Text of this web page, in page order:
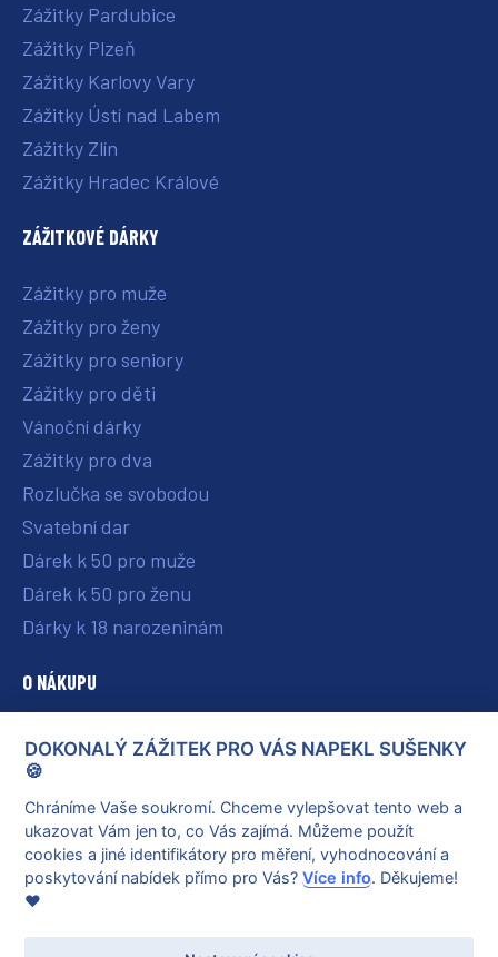
Zážitky Pardubice
Zážitky Plzeň
Zážitky Karlovy Vary
Zážitky Ústí nad Labem
Zážitky Zlín
Zážitky Hradec Králové
ZÁŽITKOVÉ DÁRKY
Zážitky pro muže
Zážitky pro ženy
Zážitky pro seniory
Zážitky pro děti
Vánoční dárky
Zážitky pro dva
Rozlučka se svobodou
Svatební dar
Dárek k 50 pro muže
Dárek k 50 pro ženu
Dárky k 18 narozeninám
O NÁKUPU
O nás
Vše o nákupu
Reklamace a vrácení poukazu
Obchodní podmínky
Ochrana osobních údajů
DOKONALÝ ZÁŽITEK PRO VÁS NAPEKL SUŠENKY
🍪
Chráníme Vaše soukromí. Chceme vylepšovat tento web a
ukazovat Vám jen to, co Vás zajímá. Můžeme použít
cookies a jiné identifikátory pro měření, vyhodnocování a
poskytování nabídek přímo pro Vás?Více info. Děkujeme!
❤️